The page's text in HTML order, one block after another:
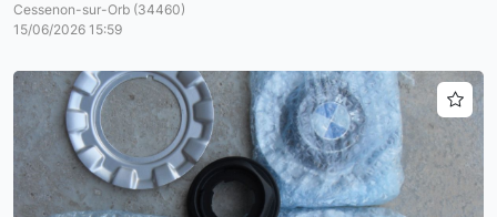
Cessenon-sur-Orb (34460)
15/06/2026 15:59